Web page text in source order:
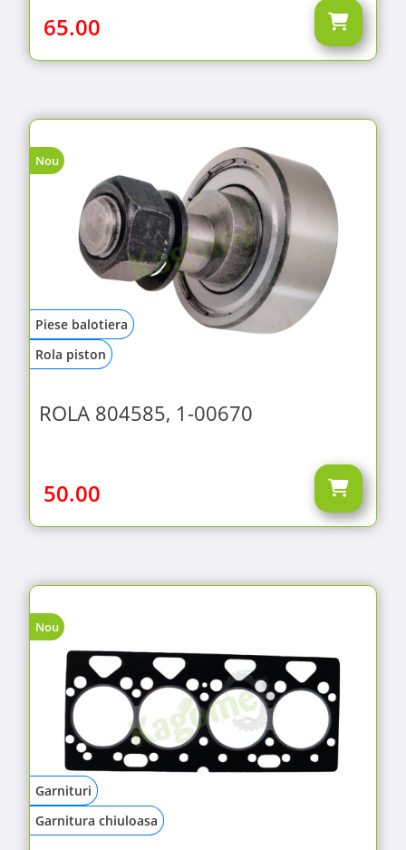
65.00
Nou
Piese balotiera
Rola piston
ROLA 804585, 1-00670
50.00
Nou
Garnituri
Garnitura chiuloasa